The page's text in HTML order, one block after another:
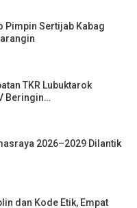
Pimpin Sertijab Kabag
TKR Lubuktarok
Beringin…
2026–2029 Dilantik
dan Kode Etik, Empat